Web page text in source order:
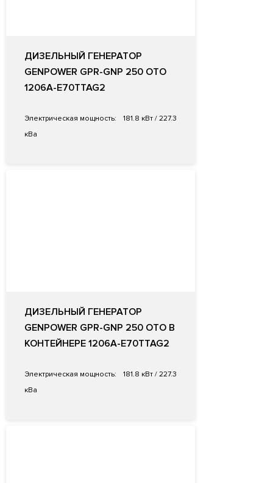
ДИЗЕЛЬНЫЙ ГЕНЕРАТОР
GENPOWER GPR-GNP 250 OTO
1206A-E70TTAG2
Электрическая мощность:
181.8 кВт / 227.3
кВа
ДИЗЕЛЬНЫЙ ГЕНЕРАТОР
GENPOWER GPR-GNP 250 OTO В
КОНТЕЙНЕРЕ 1206A-E70TTAG2
Электрическая мощность:
181.8 кВт / 227.3
кВа